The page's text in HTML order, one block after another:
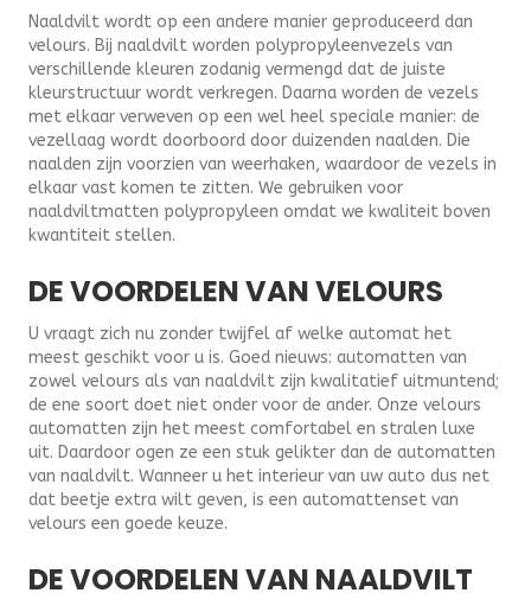
Naaldvilt wordt op een andere manier geproduceerd dan
velours. Bij naaldvilt worden polypropyleenvezels van
verschillende kleuren zodanig vermengd dat de juiste
kleurstructuur wordt verkregen. Daarna worden de vezels
met elkaar verweven op een wel heel speciale manier: de
vezellaag wordt doorboord door duizenden naalden. Die
naalden zijn voorzien van weerhaken, waardoor de vezels in
elkaar vast komen te zitten. We gebruiken voor
naaldviltmatten polypropyleen omdat we kwaliteit boven
kwantiteit stellen.
DE VOORDELEN VAN VELOURS
U vraagt zich nu zonder twijfel af welke automat het
meest geschikt voor u is. Goed nieuws: automatten van
zowel velours als van naaldvilt zijn kwalitatief uitmuntend;
de ene soort doet niet onder voor de ander. Onze velours
automatten zijn het meest comfortabel en stralen luxe
uit. Daardoor ogen ze een stuk gelikter dan de automatten
van naaldvilt. Wanneer u het interieur van uw auto dus net
dat beetje extra wilt geven, is een automattenset van
velours een goede keuze.
DE VOORDELEN VAN NAALDVILT